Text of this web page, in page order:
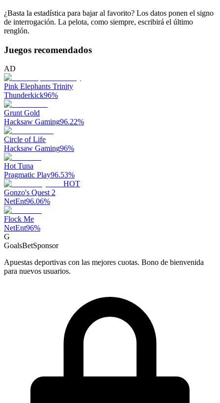
¿Basta la estadística para bajar al favorito? Los datos ponen el signo
de interrogación. La pelota, como siempre, escribirá el último
renglón.
Juegos recomendados
AD
Pink Elephants Trinity
Thunderkick96%
Grunt Gold
Hacksaw Gaming96.22%
Circle of Life
Hacksaw Gaming96%
Hot Tuna
Pragmatic Play96.53%
HOT
Gonzo's Quest 2
NetEnt96.06%
Flock Me
NetEnt96%
G
GoalsBetSponsor
Apuestas deportivas con las mejores cuotas. Bono de bienvenida
para nuevos usuarios.